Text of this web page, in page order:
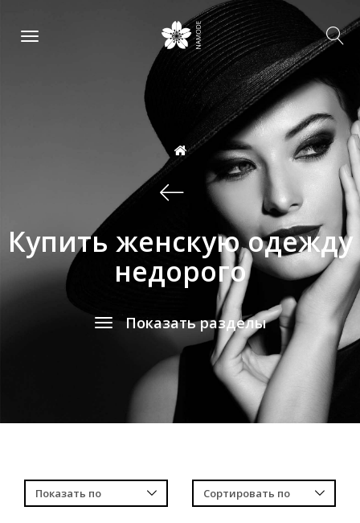
Купить женскую одежду
недорого
Показать разделы